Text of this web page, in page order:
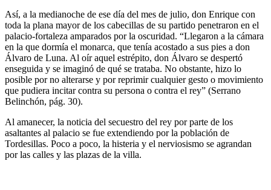
Así, a la medianoche de ese día del mes de julio, don Enrique con
toda la plana mayor de los cabecillas de su partido penetraron en el
palacio-fortaleza amparados por la oscuridad. “Llegaron a la cámara
en la que dormía el monarca, que tenía acostado a sus pies a don
Álvaro de Luna. Al oír aquel estrépito, don Álvaro se despertó
enseguida y se imaginó de qué se trataba. No obstante, hizo lo
posible por no alterarse y por reprimir cualquier gesto o movimiento
que pudiera incitar contra su persona o contra el rey” (Serrano
Belinchón, pág. 30).
Al amanecer, la noticia del secuestro del rey por parte de los
asaltantes al palacio se fue extendiendo por la población de
Tordesillas. Poco a poco, la histeria y el nerviosismo se agrandan
por las calles y las plazas de la villa.